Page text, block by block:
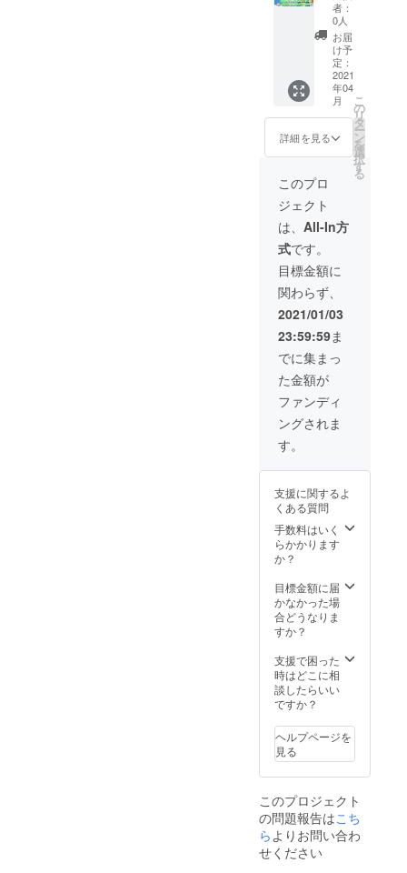
にお名
前（ハ
ンドル
ネーム
可能）
を掲載
いたし
ます。
※会員コ
ンテン
での実
りま
す。公
の目途
が決ま
りまし
たら、
改めて
の発行
のご連
装内容
をお伝
しま
時、ス
ペシャ
ルサン
クス
ページ
へ記載
お名前
（また
はペン
ンドル
ネー
ム）を
必ず備
ご記入
い。記
載のな
は掲載
希望な
しとな
りま
の人に
知って
もらう
ため
に、苦
労した
点やア
ピール
ポイン
トなど
す。 ※
際には
作品の
画像、
掲載す
るテキ
ストを
ご用意
くださ
（掲載
期間は
初回掲
載より
６ヵ月
間※別途
有料に
※支援
時、ス
ペシャ
ルサン
クス
ページ
希望の
お名前
（また
ム・ハ
ンドル
ネー
ム）を
考欄に
ご記入
くださ
い。記
い場合
は掲載
希望な
しとな
りま
す。 模
型や完
成品モ
デルの
画像と
共に、
オリジ
ナリ
ティに
溢れた
リーを
３ヵ月
（全3
回）に
わたり
連続掲
載いた
しま
す。
（掲載
期間は
初回掲
載より
６ヵ月
間※別途
有料に
て延長
あり）
ナザー
リーを
掲載し
たり、
自分が
ナル続
編など
できる
いで
す。 過
去にコ
ンテス
した作
品でも
OK！素
晴らし
をより
多くの
人に
知って
もらう
掲載を
希望の
方向
け！あ
なたの
考えた
珠玉の
オリジ
ナルス
トー
全世界
に広め
てみま
せん
か？ あ
なたが
考えた
オリジ
ナルの
ストー
リーを
掲載い
たしま
す。 模
型や完
成品モ
デルの
画像と
ナリ
溢れた
ストー
リーを
６ヵ月
わたり
連続掲
載いた
（掲載
期間は
初回掲
載より
間※別途
有料に
て延長
あり）
品のア
ナザー
ストー
リーを
掲載し
者：
0人
お届
け予
定：
2021
年04
月
詳細を見る
こ
の
リ
タ
ー
ン
を
選
択
す
る
このプロ
ジェクト
は、 All-In方
式です。
目標金額に
関わらず、
2021/01/03
23:59:59ま
でに集まっ
た金額が
ファンディ
ングされま
す。
支援に関するよ
くある質問
手数料はいく
らかかります
か？
目標金額に届
かなかった場
合どうなりま
すか？
支援で困った
時はどこに相
談したらいい
ですか？
ヘルプページを
見る
このプロジェクト
の問題報告はこち
らよりお問い合わ
せください